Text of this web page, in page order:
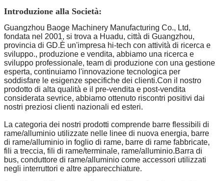
Introduzione alla Società:
Guangzhou Baoge Machinery Manufacturing Co., Ltd,
fondata nel 2001, si trova a Huadu, città di Guangzhou,
provincia di GD.È un'impresa hi-tech con attività di ricerca e
sviluppo., produzione e vendita, abbiamo una ricerca e
sviluppo professionale, team di produzione con una gestione
esperta, continuiamo l'innovazione tecnologica per
soddisfare le esigenze specifiche dei clienti.Con il nostro
prodotto di alta qualità e il pre-vendita e post-vendita
considerata sevrice, abbiamo ottenuto riscontri positivi dai
nostri preziosi clienti nazionali ed esteri.
La categoria dei nostri prodotti comprende barre flessibili di
rame/alluminio utilizzate nelle linee di nuova energia, barre
di rame/alluminio in foglio di rame, barre di rame fabbricate,
fili a treccia, fili di rame/terminale, rame/alluminio.Barra di
bus, conduttore di rame/alluminio come accessori utilizzati
negli interruttori e altre apparecchiature.